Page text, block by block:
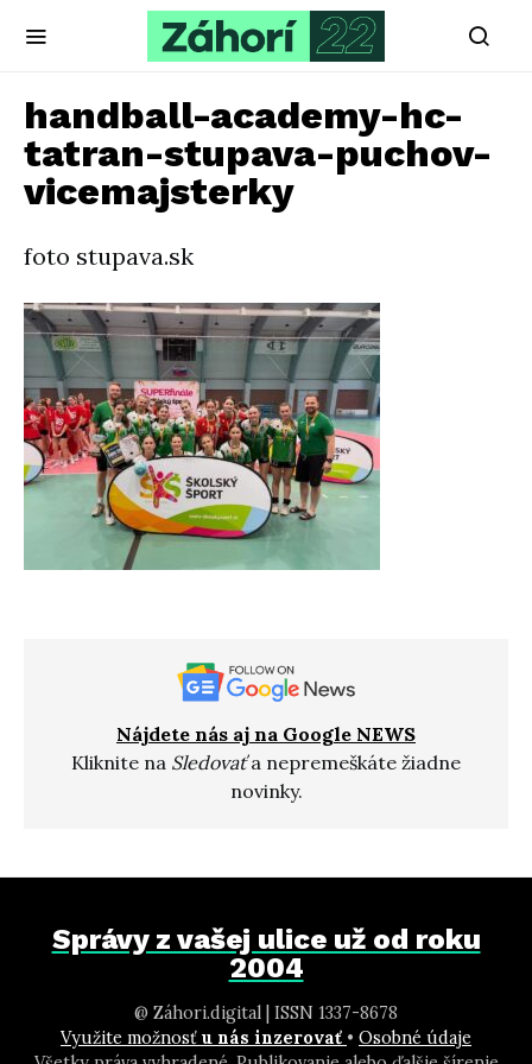
handball-academy-hc-
tatran-stupava-puchov-
vicemajsterky
foto stupava.sk
Nájdete nás aj na Google NEWS
Kliknite na Sledovaťa nepremeškáte žiadne
novinky.
Správy z vašej ulice už od roku
2004
@ Záhori.digital | ISSN 1337-8678
Využite možnosť u nás inzerovať • Osobné údaje